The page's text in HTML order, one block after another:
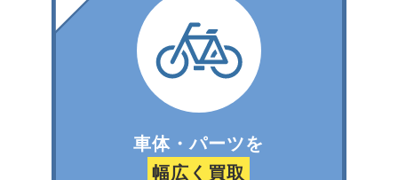
車体・パーツを
幅広く買取